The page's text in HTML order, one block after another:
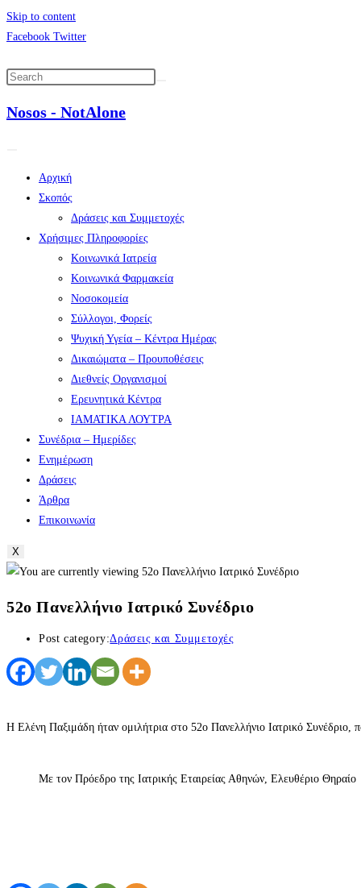
Skip to content
Facebook Twitter
Nosos - NotAlone
Αρχική
Σκοπός
Δράσεις και Συμμετοχές
Χρήσιμες Πληροφορίες
Κοινωνικά Ιατρεία
Κοινωνικά Φαρμακεία
Νοσοκομεία
Σύλλογοι, Φορείς
Ψυχική Υγεία – Κέντρα Ημέρας
Δικαιώματα – Προυποθέσεις
Διεθνείς Οργανισμοί
Ερευνητικά Κέντρα
ΙΑΜΑΤΙΚΑ ΛΟΥΤΡΑ
Συνέδρια – Ημερίδες
Ενημέρωση
Δράσεις
Άρθρα
Επικοινωνία
X
52o Πανελλήνιο Ιατρικό Συνέδριο
Post category:Δράσεις και Συμμετοχές
Η Ελένη Παξιμάδη ήταν ομιλήτρια στο 52o Πανελλήνιο Ιατρικό
Με τον Πρόεδρο της Ιατρικής Εταιρείας Αθηνών, Ελευθέριο Θηραίο